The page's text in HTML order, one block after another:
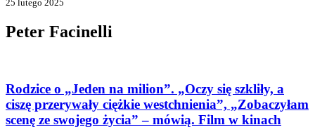
25 lutego 2025
Peter Facinelli
Rodzice o „Jeden na milion”. „Oczy się szkliły, a
ciszę przerywały ciężkie westchnienia”, „Zobaczyłam
scenę ze swojego życia” – mówią. Film w kinach